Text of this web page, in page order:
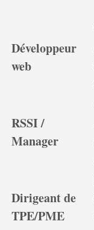
Développeur
web
RSSI /
Manager
Dirigeant de
TPE/PME